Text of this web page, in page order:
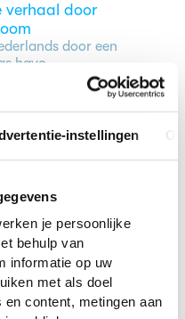
instellingen
je persoonlijke
behulp van
informatie op uw
met als doel
content, metingen aan
verhaal door
door een
havo
over
verhaal?
geschreven door
11 boeken
van deze
boeken
en de anderen